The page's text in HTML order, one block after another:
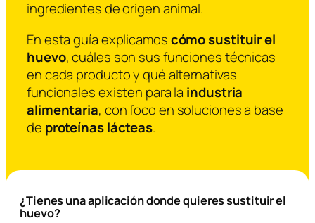
ingredientes de origen animal.
En esta guía explicamoscómo sustituir el
huevo, cuáles son sus funciones técnicas
en cada producto y qué alternativas
funcionales existen para la industria
alimentaria, con foco en soluciones a base
de proteínas lácteas.
¿Tienes una aplicación donde quieres sustituir el
huevo?